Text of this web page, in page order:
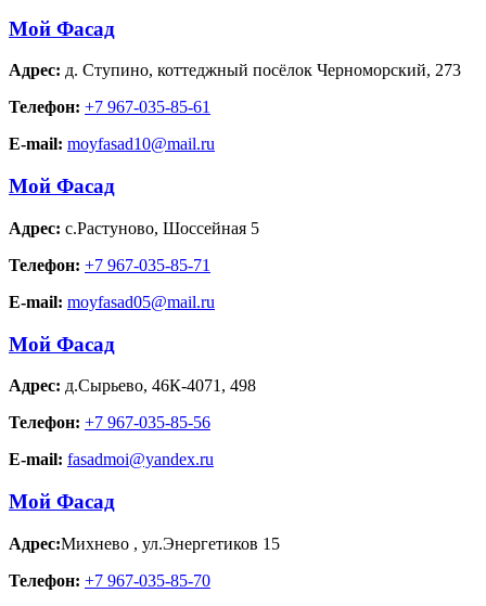
Мой Фасад
Адрес: д. Ступино, коттеджный посёлок Черноморский, 273
Телефон: +7 967-035-85-61
E-mail: moyfasad10@mail.ru
Мой Фасад
Адрес: с.Растуново, Шоссейная 5
Телефон: +7 967-035-85-71
E-mail: moyfasad05@mail.ru
Мой Фасад
Адрес: д.Сырьево, 46К-4071, 498
Телефон: +7 967-035-85-56
E-mail: fasadmoi@yandex.ru
Мой Фасад
Адрес:Михнево , ул.Энергетиков 15
Телефон: +7 967-035-85-70